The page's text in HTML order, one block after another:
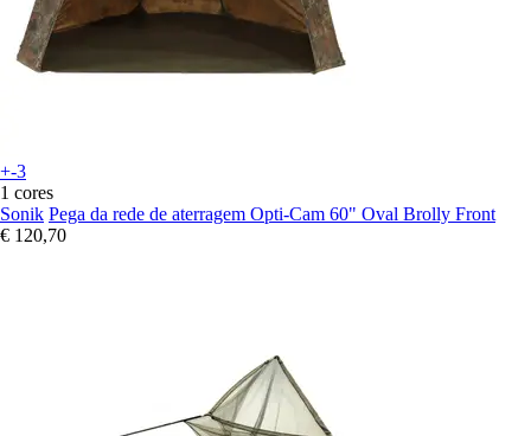
+-3
1 cores
Sonik Pega da rede de aterragem Opti-Cam 60" Oval Brolly Front
€ 120,70